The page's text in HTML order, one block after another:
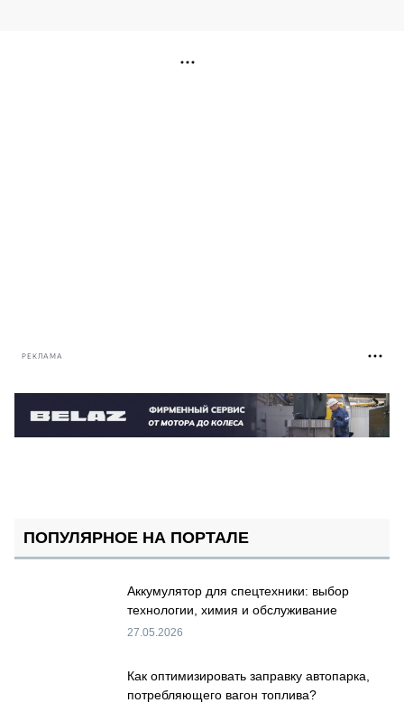
РЕКЛАМА
ПОПУЛЯРНОЕ НА ПОРТАЛЕ
Аккумулятор для спецтехники: выбор
технологии, химия и обслуживание
27.05.2026
Как оптимизировать заправку автопарка,
потребляющего вагон топлива?